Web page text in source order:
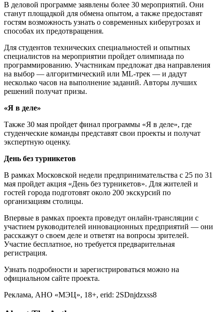
В деловой программе заявлены более 30 мероприятий. Они
станут площадкой для обмена опытом, а также предоставят
гостям возможность узнать о современных киберугрозах и
способах их предотвращения.
Для студентов технических специальностей и опытных
специалистов на мероприятии пройдет олимпиада по
программированию. Участникам предложат два направления
на выбор — алгоритмический или ML-трек — и дадут
несколько часов на выполнение заданий. Авторы лучших
решений получат призы.
«Я в деле»
Также 30 мая пройдет финал программы «Я в деле», где
студенческие команды представят свои проекты и получат
экспертную оценку.
День без турникетов
В рамках Московской недели предпринимательства с 25 по 31
мая пройдет акция «День без турникетов». Для жителей и
гостей города подготовят около 200 экскурсий по
организациям столицы.
Впервые в рамках проекта проведут онлайн-трансляции с
участием руководителей инновационных предприятий — они
расскажут о своем деле и ответят на вопросы зрителей.
Участие бесплатное, но требуется предварительная
регистрация.
Узнать подробности и зарегистрироваться можно на
официальном сайте проекта.
Реклама, АНО «МЭЦ», 18+, erid: 2SDnjdzxss8